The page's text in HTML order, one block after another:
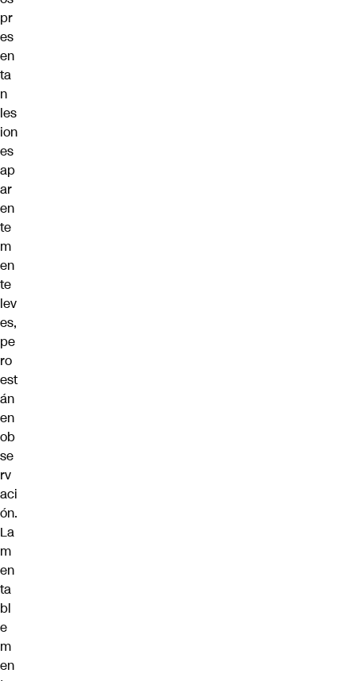
pr
es
en
ta
n
les
ion
es
ap
ar
en
te
m
en
te
lev
es,
pe
ro
est
án
en
ob
se
rv
aci
ón.
La
m
en
ta
bl
e
m
en